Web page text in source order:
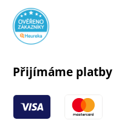
Přijímáme platby